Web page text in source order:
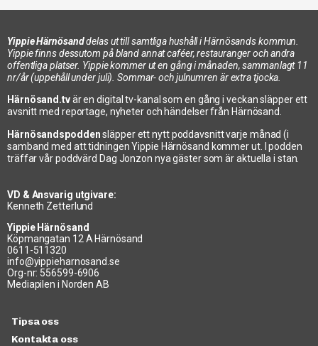
Yippie Härnösanddelas ut till samtliga hushåll i Härnösands kommun.
Yippie finns dessutom på bland annat caféer, restauranger och andra
offentliga platser. Yippie kommer ut en gång i månaden, sammanlagt 11
nr/år (uppehåll under juli). Sommar- och julnumren är extra tjocka.
Härnösand.tvär en digital tv-kanal som en gång i veckan släpper ett
avsnitt med reportage, nyheter och händelser från Härnösand.
Härnösandspoddensläpper ett nytt poddavsnitt varje månad (i
samband med att tidningen Yippie Härnösand kommer ut. I podden
träffar vår poddvärd Dag Jonzon nya gäster som är aktuella i stan.
VD & Ansvarig utgivare:
Kenneth Zetterlund
Yippie Härnösand
Köpmangatan 12 A Härnösand
0611-511320
info@yippieharnosand.se
Org-nr: 556599-6906
Mediapilen i Norden AB
Tipsa oss
Kontakta oss